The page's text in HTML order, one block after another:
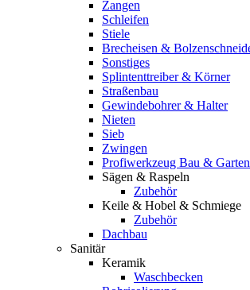
Zangen
Schleifen
Stiele
Brecheisen &
Sonstiges
Splintenttreiber & Körner
Straßenbau
Gewindebohrer & Halter
Nieten
Sieb
Zwingen
Profiwerkzeug Bau & Garten
Sägen & Raspeln
Zubehör
Keile & Hobel & Schmiege
Zubehör
Dachbau
Sanitär
Keramik
Waschbecken